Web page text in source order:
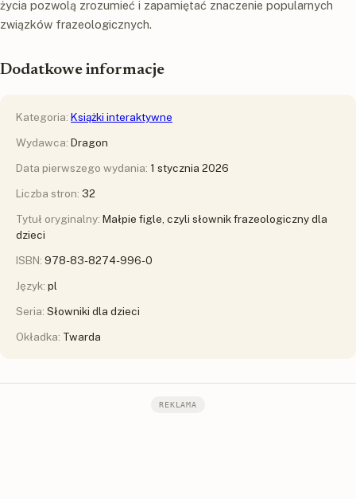
życia pozwolą zrozumieć i zapamiętać znaczenie popularnych
związków frazeologicznych.
Dodatkowe informacje
Kategoria: Książki interaktywne
Wydawca: Dragon
Data pierwszego wydania: 1 stycznia 2026
Liczba stron: 32
Tytuł oryginalny: Małpie figle, czyli słownik frazeologiczny dla
dzieci
ISBN: 978-83-8274-996-0
Język: pl
Seria: Słowniki dla dzieci
Okładka: Twarda
REKLAMA